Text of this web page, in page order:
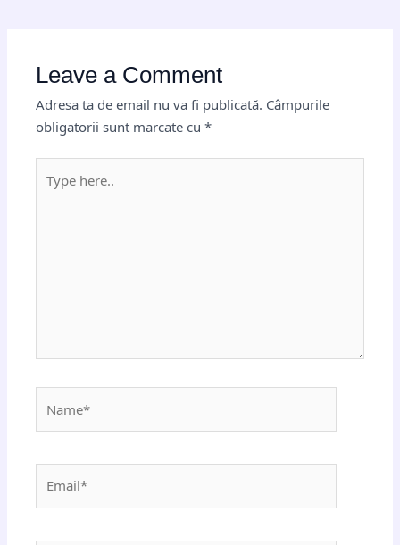
Leave a Comment
Adresa ta de email nu va fi publicată. Câmpurile
obligatorii sunt marcate cu*
here..